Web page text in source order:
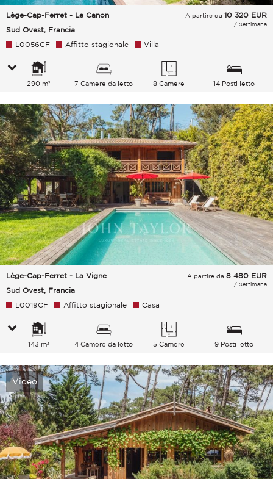
Lège-Cap-Ferret - Le Canon
Sud Ovest, Francia
A partire da 10 320 EUR
/ Settimana
L0056CF Affitto stagionale Villa
290 m² 7 Camere da letto 8 Camere 14 Posti letto
Lège-Cap-Ferret - La Vigne
Sud Ovest, Francia
A partire da 8 480 EUR
/ Settimana
L0019CF Affitto stagionale Casa
143 m² 4 Camere da letto 5 Camere 9 Posti letto
Video